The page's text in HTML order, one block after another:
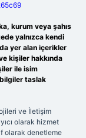
kurum veya şahıs
yalnızca kendi
yer alan içerikler
kişiler hakkında
ile isim
taslak
ve İletişim
olarak hizmet
olarak denetleme